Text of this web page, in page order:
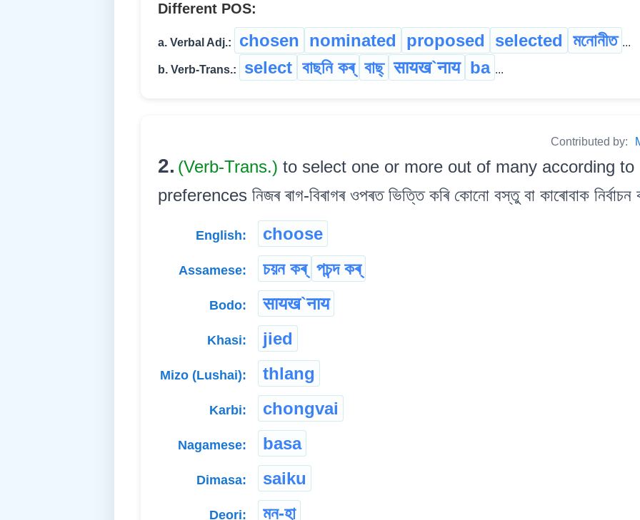
Different POS:
a. Verbal Adj.: chosen nominated proposed selected মনোনীত ...
b. Verb-Trans.: select বাছনি কৰ্ বাছ্ सायख`नाय ba ...
Contributed by:
2. (Verb-Trans.) to select one or more out of many according
preferences নিজৰ ৰাগ-বিৰাগৰ ওপৰত ভিত্তি কৰি কোনো বস্তু বা কাৰোবাক নিৰ্বাচন
English: choose
Assamese: চয়ন কৰ্ পচন্দ কৰ্
Bodo: सायख`नाय
Khasi: jied
Mizo (Lushai): thlang
Karbi: chongvai
Nagamese: basa
Dimasa: saiku
Deori: মন-হা